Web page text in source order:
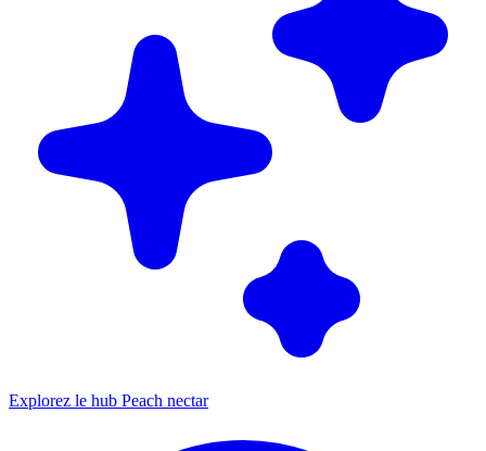
Explorez le hub Peach nectar